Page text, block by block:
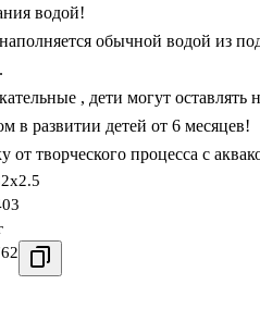
водой!
обычной водой из
, дети могут
в развитии детей от 6 месяцев!
от творческого процесса с